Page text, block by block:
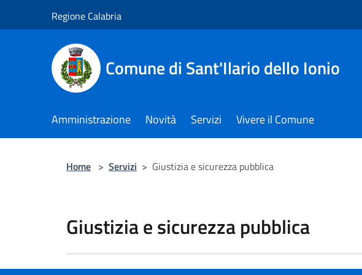
Regione Calabria
Comune di Sant'Ilario dello Ionio
Amministrazione Novità Servizi Vivere il Comune
Home > Servizi > Giustizia e sicurezza pubblica
Giustizia e sicurezza pubblica